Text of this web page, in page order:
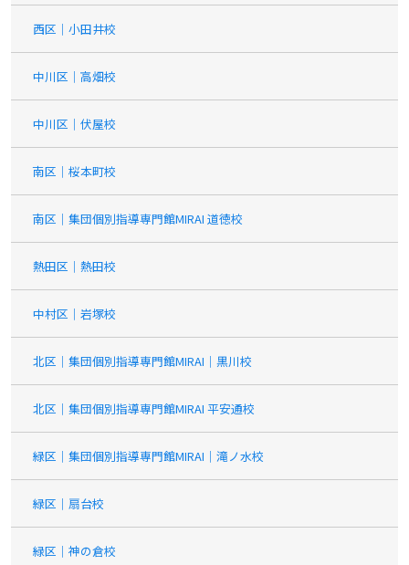
西区｜小田井校
中川区｜高畑校
中川区｜伏屋校
南区｜桜本町校
南区｜集団個別指導専門館MIRAI 道徳校
熱田区｜熱田校
中村区｜岩塚校
北区｜集団個別指導専門館MIRAI｜黒川校
北区｜集団個別指導専門館MIRAI 平安通校
緑区｜集団個別指導専門館MIRAI｜滝ノ水校
緑区｜扇台校
緑区｜神の倉校